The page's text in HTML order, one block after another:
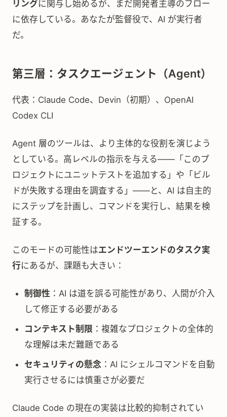
リングに関与し始めるが、まだ開発者主導のフロー
に依存している。あなたが監督役で、AI が実行者
だ。
第三層：タスクエージェント（Agent）
代表：Claude Code、Devin（初期）、OpenAI
Codex CLI
Agent 層のツールは、より主体的な役割を演じよう
としている。高レベルの指示を与える——「このプ
ロジェクトにユニットテストを追加する」や「ビル
ドが失敗する理由を調査する」——と、AI は自主的
にステップを計画し、コマンドを実行し、結果を検
証する。
このモードの可能性はエンドツーエンドのタスク実
行にあるが、課題も大きい：
制御性 ：AI は道を誤る可能性があり、人間が介入
して修正する必要がある
コンテキスト制限 ：複雑なプロジェクトの全体的
な理解は未だ難題である
セキュリティの懸念 ：AI にシェルコマンドを自動
実行させるには慎重さが必要だ
Claude Code の現在の実装は比較的抑制されてい